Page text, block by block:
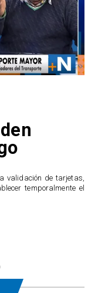
validación de tarjetas,
temporalmente el